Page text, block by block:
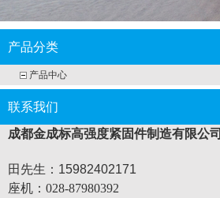
产品分类
产品中心
联系我们
成都金成标高强度紧固件制造有限公司
田先生：15982402171
座机 ：028-87980392